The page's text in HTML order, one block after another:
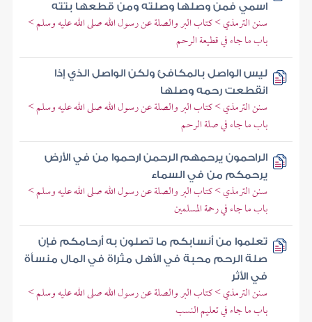
اسمي فمن وصلها وصلته ومن قطعها بتته
سنن الترمذي > كتاب البر والصلة عن رسول الله صلى الله عليه وسلم >
باب ما جاء في قطيعة الرحم
ليس الواصل بالمكافئ ولكن الواصل الذي إذا
انقطعت رحمه وصلها
سنن الترمذي > كتاب البر والصلة عن رسول الله صلى الله عليه وسلم >
باب ما جاء في صلة الرحم
الراحمون يرحمهم الرحمن ارحموا من في الأرض
يرحمكم من في السماء
سنن الترمذي > كتاب البر والصلة عن رسول الله صلى الله عليه وسلم >
باب ما جاء في رحمة المسلمين
تعلموا من أنسابكم ما تصلون به أرحامكم فإن
صلة الرحم محبة في الأهل مثراة في المال منسأة
في الأثر
سنن الترمذي > كتاب البر والصلة عن رسول الله صلى الله عليه وسلم >
باب ما جاء في تعليم النسب